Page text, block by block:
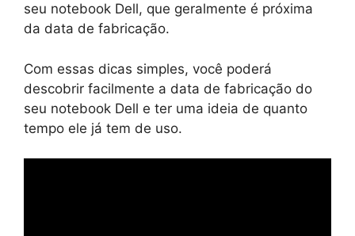
seu notebook Dell, que geralmente é próxima
da data de fabricação.
Com essas dicas simples, você poderá
descobrir facilmente a data de fabricação do
seu notebook Dell e ter uma ideia de quanto
tempo ele já tem de uso.